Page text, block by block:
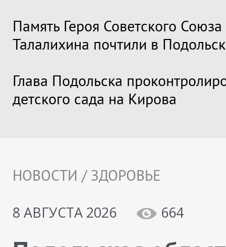
Память Героя Советского
Талалихина почтили в
Глава Подольска
детского сада на Кирова
НОВОСТИ / ЗДОРОВЬЕ
8 АВГУСТА 2026
664